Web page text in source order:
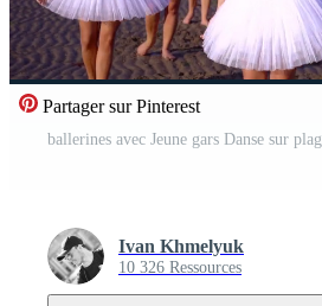
Partager sur Pinterest
Ivan Khmelyuk
10 326 Ressources